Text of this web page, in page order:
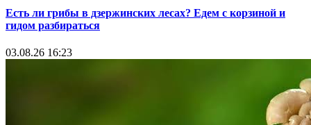
Есть ли грибы в дзержинских лесах? Едем с корзиной и
гидом разбираться
03.08.26 16:23